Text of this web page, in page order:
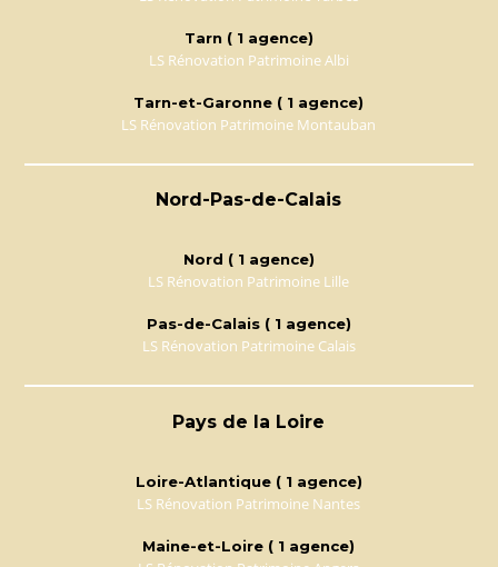
Tarn ( 1 agence)
LS Rénovation Patrimoine Albi
Tarn-et-Garonne ( 1 agence)
LS Rénovation Patrimoine Montauban
Nord-Pas-de-Calais
Nord ( 1 agence)
LS Rénovation Patrimoine Lille
Pas-de-Calais ( 1 agence)
LS Rénovation Patrimoine Calais
Pays de la Loire
Loire-Atlantique ( 1 agence)
LS Rénovation Patrimoine Nantes
Maine-et-Loire ( 1 agence)